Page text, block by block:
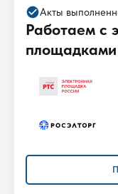
check_circleАкты
Работаем с
площадками